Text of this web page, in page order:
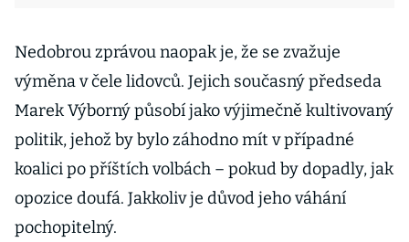
Nedobrou zprávou naopak je, že se zvažuje
výměna v čele lidovců. Jejich současný předseda
Marek Výborný působí jako výjimečně kultivovaný
politik, jehož by bylo záhodno mít v případné
koalici po příštích volbách – pokud by dopadly, jak
opozice doufá. Jakkoliv je důvod jeho váhání
pochopitelný.